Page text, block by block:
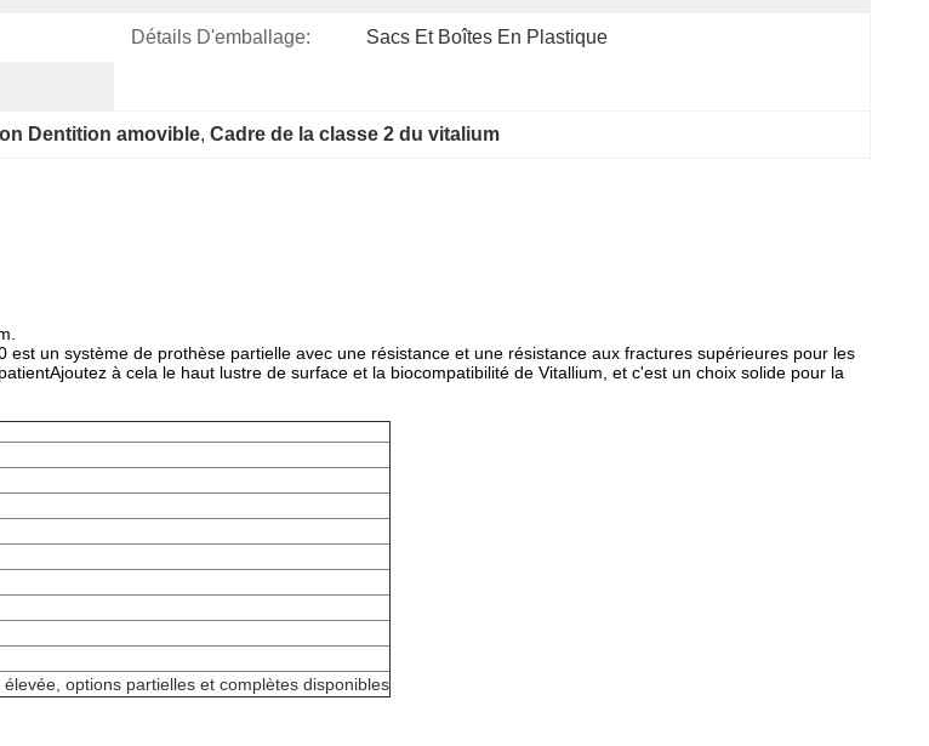
Détails D'emballage: Sacs Et Boîtes En Plastique
Dentition amovible, Cadre de la classe 2 du vitalium
un système de prothèse partielle avec une résistance et une résistance aux fractures supérieures pour les
à cela le haut lustre de surface et la biocompatibilité de Vitallium, et c'est un choix solide pour la
options partielles et complètes disponibles